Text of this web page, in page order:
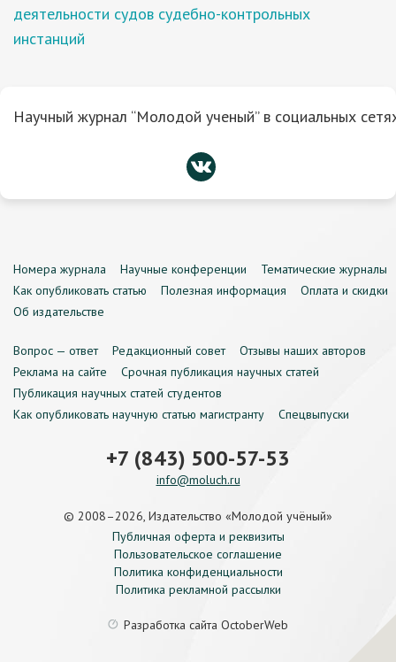
деятельности судов судебно-контрольных
инстанций
Научный журнал “Молодой ученый” в социальных
Номера журнала Научные конференции
Тематические журналы
Как опубликовать статью
Полезная информация
Оплата и скидки
Об издательстве
Вопрос — ответ Редакционный совет
Отзывы наших авторов
Реклама на сайте
Срочная публикация научных статей
Публикация научных статей студентов
Как опубликовать научную статью магистранту
Спецвыпуски
+7 (843) 500-57-53
info@moluch.ru
© 2008–2026, Издательство «Молодой учёный»
Публичная оферта и реквизиты
Пользовательское соглашение
Политика конфиденциальности
Политика рекламной рассылки
Разработка сайта OctoberWeb